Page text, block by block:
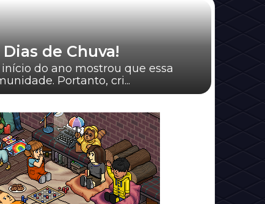
de Chuva!
do ano mostrou que essa
Portanto, cri...